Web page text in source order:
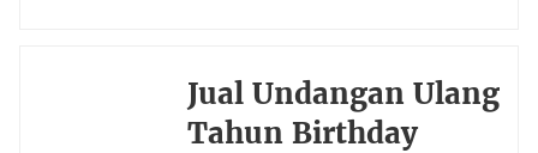
Jual Undangan Ulang
Tahun Birthday